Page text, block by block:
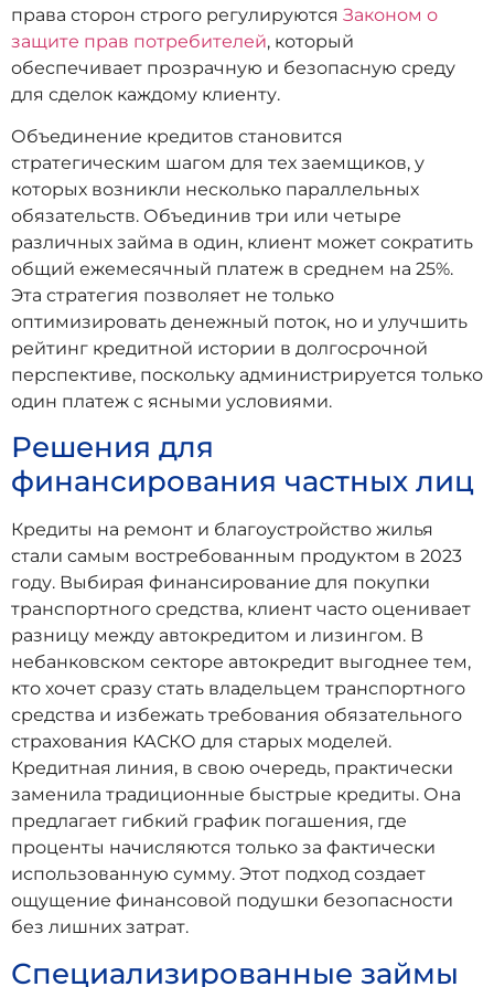
права сторон строго регулируются Законом о
защите прав потребителей, который
обеспечивает прозрачную и безопасную среду
для сделок каждому клиенту.
Объединение кредитов становится
стратегическим шагом для тех заемщиков, у
которых возникли несколько параллельных
обязательств. Объединив три или четыре
различных займа в один, клиент может сократить
общий ежемесячный платеж в среднем на 25%.
Эта стратегия позволяет не только
оптимизировать денежный поток, но и улучшить
рейтинг кредитной истории в долгосрочной
перспективе, поскольку администрируется только
один платеж с ясными условиями.
Решения для
финансирования частных лиц
Кредиты на ремонт и благоустройство жилья
стали самым востребованным продуктом в 2023
году. Выбирая финансирование для покупки
транспортного средства, клиент часто оценивает
разницу между автокредитом и лизингом. В
небанковском секторе автокредит выгоднее тем,
кто хочет сразу стать владельцем транспортного
средства и избежать требования обязательного
страхования КАСКО для старых моделей.
Кредитная линия, в свою очередь, практически
заменила традиционные быстрые кредиты. Она
предлагает гибкий график погашения, где
проценты начисляются только за фактически
использованную сумму. Этот подход создает
ощущение финансовой подушки безопасности
без лишних затрат.
Специализированные займы